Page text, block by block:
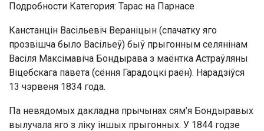
Подробности Категория: Тарас на Парнасе
Канстанцін Васільевіч Вераніцын (спачатку яго
прозвішча было Васільеў) быў прыгонным селянінам
Васіля Максімавіча Бондырава з маёнтка Астраўляны
Віцебскага павета (сёння Гарадоцкі раён). Нарадзіўся
13 чэрвеня 1834 года.
Па невядомых дакладна прычынах сям’я Бондыравых
вылучала яго з ліку іншых прыгонных. У 1844 годзе